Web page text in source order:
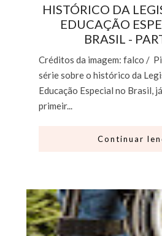
HISTÓRICO DA
EDUCAÇÃO
BRASIL -
Créditos da imagem: falco /
série sobre o histórico da
Educação Especial no Brasil,
primeir...
Continuar